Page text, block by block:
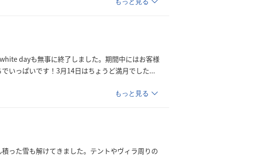
もっと見る
dayも無事に終了しました。期間中にはお客様
いっぱいです！3月14日はちょうど満月でした...
もっと見る
った雪も解けてきました。テントやヴィラ周りの